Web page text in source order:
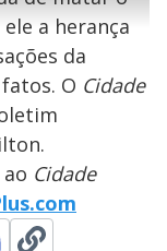
a herança
da
O Cidade
Cidade